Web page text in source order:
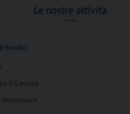
Le nostre attività
fondo
e Lavoro
benessere